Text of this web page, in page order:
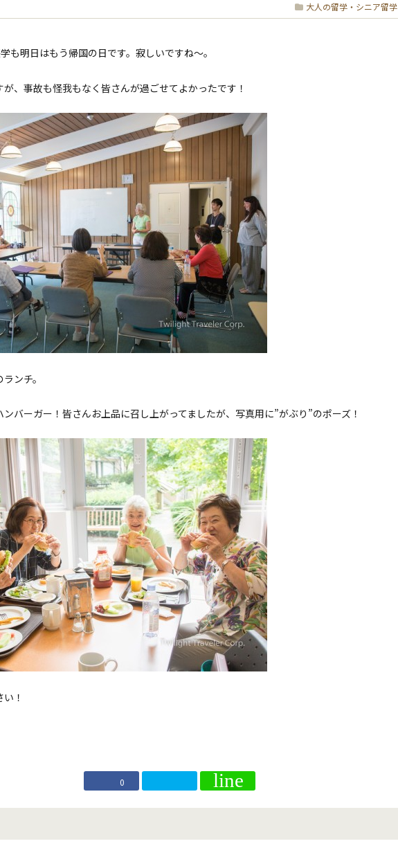
大人の留学・シニア留学
も明日はもう帰国の日です。寂しいですね〜。
、事故も怪我もなく皆さんが過ごせてよかったです！
ンチ。
バーガー！皆さんお上品に召し上がってましたが、写真用に”がぶり”のポーズ！
！
0